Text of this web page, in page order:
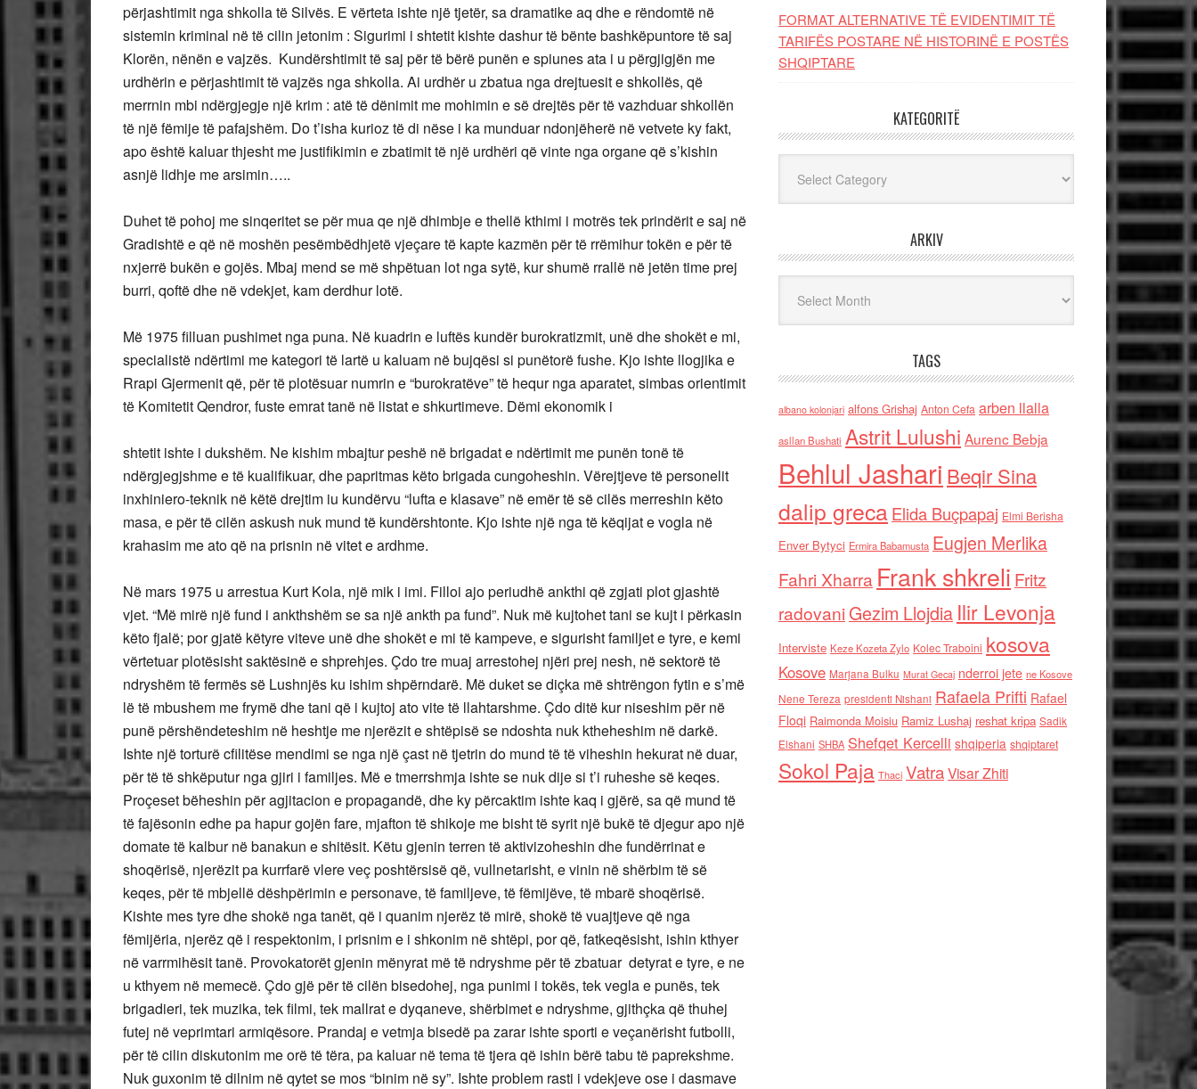
përjashtimit nga shkolla të Silvës. E vërteta ishte një tjetër, sa dramatike aq dhe e rëndomtë në
sistemin kriminal në të cilin jetonim : Sigurimi i shtetit kishte dashur të bënte bashkëpuntore të saj
Klorën, nënën e vajzës. Kundërshtimit të saj për të bërë punën e spiunes ata i u përgjigjën me
urdhërin e përjashtimit të vajzës nga shkolla. Ai urdhër u zbatua nga drejtuesit e shkollës, që
merrnin mbi ndërgjegje një krim : atë të dënimit me mohimin e së drejtës për të vazhduar shkollën
të një fëmije të pafajshëm. Do t’isha kurioz të di nëse i ka munduar ndonjëherë në vetvete ky fakt,
apo është kaluar thjesht me justifikimin e zbatimit të një urdhëri që vinte nga organe që s’kishin
asnjë lidhje me arsimin…..
Duhet të pohoj me sinqeritet se për mua qe një dhimbje e thellë kthimi i motrës tek prindërit e saj në
Gradishtë e që në moshën pesëmbëdhjetë vjeçare të kapte kazmën për të rrëmihur tokën e për të
nxjerrë bukën e gojës. Mbaj mend se më shpëtuan lot nga sytë, kur shumë rrallë në jetën time prej
burri, qoftë dhe në vdekjet, kam derdhur lotë.
Më 1975 filluan pushimet nga puna. Në kuadrin e luftës kundër burokratizmit, unë dhe shokët e mi,
specialistë ndërtimi me kategori të lartë u kaluam në bujqësi si punëtorë fushe. Kjo ishte llogjika e
Rrapi Gjermenit që, për të plotësuar numrin e “burokratëve” të hequr nga aparatet, simbas orientimit
të Komitetit Qendror, fuste emrat tanë në listat e shkurtimeve. Dëmi ekonomik i
shtetit ishte i dukshëm. Ne kishim mbajtur peshë në brigadat e ndërtimit me punën tonë të
ndërgjegjshme e të kualifikuar, dhe papritmas këto brigada cungoheshin. Vërejtjeve të personelit
inxhiniero-teknik në këtë drejtim iu kundërvu “lufta e klasave” në emër të së cilës merreshin këto
masa, e për të cilën askush nuk mund të kundërshtonte. Kjo ishte një nga të këqijat e vogla në
krahasim me ato që na prisnin në vitet e ardhme.
Në mars 1975 u arrestua Kurt Kola, një mik i imi. Filloi ajo periudhë ankthi që zgjati plot gjashtë
vjet. “Më mirë një fund i ankthshëm se sa një ankth pa fund”. Nuk më kujtohet tani se kujt i përkasin
këto fjalë; por gjatë këtyre viteve unë dhe shokët e mi të kampeve, e sigurisht familjet e tyre, e kemi
vërtetuar plotësisht saktësinë e shprehjes. Çdo tre muaj arrestohej njëri prej nesh, në sektorë të
ndryshëm të fermës së Lushnjës ku ishim shpërndarë. Më duket se diçka më shtrëngon fytin e s’më
lë të mbushem me frymë dhe tani që i kujtoj ato vite të llahtarshme. Çdo ditë kur niseshim për në
punë përshëndeteshim në heshtje me njerëzit e shtëpisë se ndoshta nuk ktheheshim në darkë.
Ishte një torturë cfilitëse mendimi se nga një çast në tjetrin do mund të të viheshin hekurat në duar,
për të të shkëputur nga gjiri i familjes. Më e tmerrshmja ishte se nuk dije si t’i ruheshe së keqes.
Proçeset bëheshin për agjitacion e propagandë, dhe ky përcaktim ishte kaq i gjërë, sa që mund të
të fajësonin edhe pa hapur gojën fare, mjafton të shikoje me bisht të syrit një bukë të djegur apo një
domate të kalbur në banakun e shitësit. Këtu gjenin terren të aktivizoheshin dhe fundërrinat e
shoqërisë, njerëzit pa kurrfarë vlere veç poshtërsisë që, vullnetarisht, e vinin në shërbim të së
keqes, për të mbjellë dëshpërimin e personave, të familjeve, të fëmijëve, të mbarë shoqërisë.
Kishte mes tyre dhe shokë nga tanët, që i quanim njerëz të mirë, shokë të vuajtjeve që nga
fëmijëria, njerëz që i respektonim, i prisnim e i shkonim në shtëpi, por që, fatkeqësisht, ishin kthyer
në varrmihësit tanë. Provokatorët gjenin mënyrat më të ndryshme për të zbatuar detyrat e tyre, e ne
u kthyem në memecë. Çdo gjë për të cilën bisedohej, nga punimi i tokës, tek vegla e punës, tek
brigadieri, tek muzika, tek filmi, tek mallrat e dyqaneve, shërbimet e ndryshme, gjithçka që thuhej
futej në veprimtari armiqësore. Prandaj e vetmja bisedë pa zarar ishte sporti e veçanërisht futbolli,
për të cilin diskutonim me orë të tëra, pa kaluar në tema të tjera që ishin bërë tabu të paprekshme.
Nuk guxonim të dilnim në qytet se mos “binim në sy”. Ishte problem rasti i vdekjeve ose i dasmave
FORMAT ALTERNATIVE TË EVIDENTIMIT TË
TARIFËS POSTARE NË HISTORINË E POSTËS
SHQIPTARE
KATEGORITË
ARKIV
TAGS
albano kolonjari alfons Grishaj Anton Cefa arben llalla
asllan Bushati Astrit Lulushi Aurenc Bebja
Behlul Jashari Beqir Sina
dalip grecaElida Buçpapaj Elmi Berisha
Enver Bytyci Ermira Babamusta Eugjen Merlika
Fahri Xharra Frank shkreli Fritz
radovaniGezim Llojdia Ilir Levonja
Interviste Keze Kozeta Zylo Kolec Traboini kosova
Kosove Marjana Bulku Murat Gecaj nderroi jete ne Kosove
Nene Tereza presidenti Nishani Rafaela Prifti Rafael
Floqi Raimonda Moisiu Ramiz Lushaj reshat kripa Sadik
Elshani SHBA Shefqet Kercelli shqiperia shqiptaret
Sokol Paja Thaci VatraVisar Zhiti